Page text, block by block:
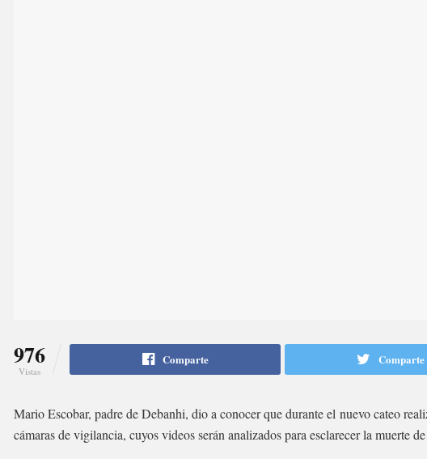
976
Vistas
Comparte Comparte
Mario Escobar, padre de Debanhi, dio a conocer que durante el nuevo cateo
cámaras de vigilancia, cuyos videos serán analizados para esclarecer la muerte